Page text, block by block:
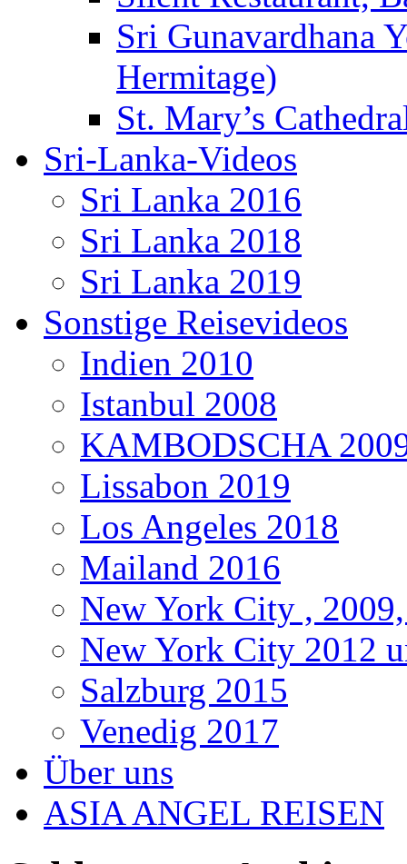
Sri Gunavardhana
Hermitage)
St. Mary’s
Sri-Lanka-Videos
Sri Lanka 2016
Sri Lanka 2018
Sri Lanka 2019
Sonstige Reisevideos
Indien 2010
Istanbul 2008
KAMBODSCHA
Lissabon 2019
Los Angeles 2018
Mailand 2016
New York City ,
New York City 2012
Salzburg 2015
Venedig 2017
Über uns
ASIA ANGEL REISEN